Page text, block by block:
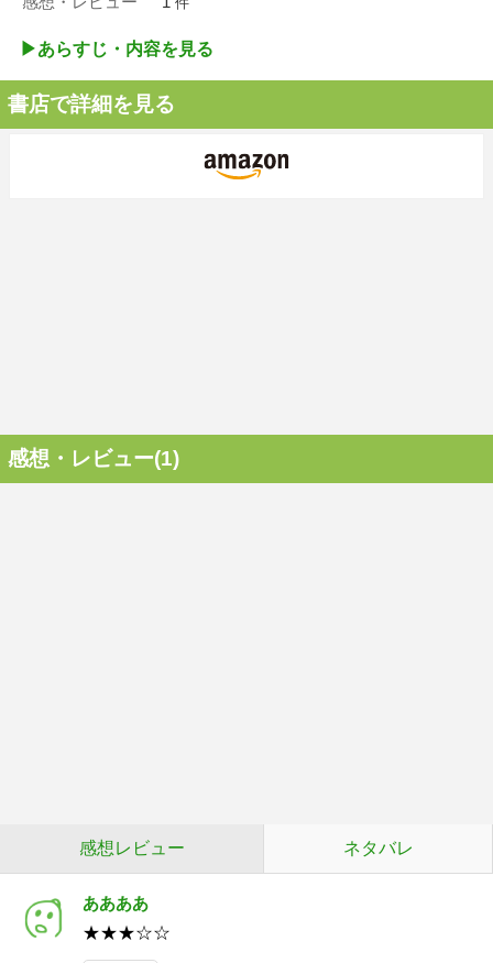
▶︎あらすじ・内容を見る
書店で詳細を見る
感想・レビュー(1)
感想レビュー ネタバレ
ああああ
★★★☆☆